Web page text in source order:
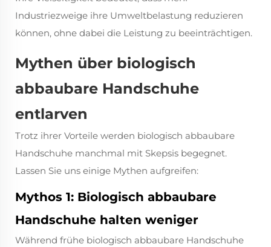
Industriezweige ihre Umweltbelastung reduzieren
können, ohne dabei die Leistung zu beeinträchtigen.
Mythen über biologisch
abbaubare Handschuhe
entlarven
Trotz ihrer Vorteile werden biologisch abbaubare
Handschuhe manchmal mit Skepsis begegnet.
Lassen Sie uns einige Mythen aufgreifen:
Mythos 1: Biologisch abbaubare
Handschuhe halten weniger
Während frühe biologisch abbaubare Handschuhe